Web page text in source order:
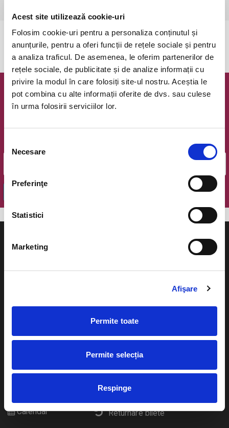
Acest site utilizează cookie-uri
Folosim cookie-uri pentru a personaliza conținutul și
anunțurile, pentru a oferi funcții de rețele sociale și pentru
a analiza traficul. De asemenea, le oferim partenerilor de
rețele sociale, de publicitate și de analize informații cu
privire la modul în care folosiți site-ul nostru. Aceștia le
pot combina cu alte informații oferite de dvs. sau culese
în urma folosirii serviciilor lor.
consimțământului
Necesare
Preferinţe
Statistici
Marketing
Afişare
Permite toate
Permite selecția
Respinge
Evenimentul a expirat.
Newsletter @ Bilete.ro
evenimente.
Plata online sau cash
eBilet printat acasa
Livrare prin curier
Returnare bilete
Teatru
festivaluri
Cultura
Calendar